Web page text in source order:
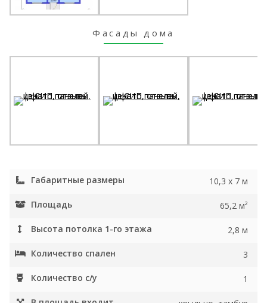
Фасады дома
Габаритные размеры 10,3 x 7 м
Площадь 65,2 м²
Высота потолка 1-го этажа 2,8 м
Количество спален 3
Количество с/у 1